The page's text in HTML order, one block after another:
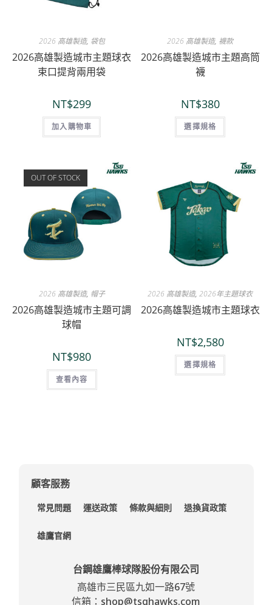
2026 高雄製造, 袋包
2026高雄製造城市主題球衣
束口提背兩用袋
NT$299
加入購物車
2026 高雄製造, 襪款
2026高雄製造城市主題高筒
襪
NT$380
選擇規格
OUT OF STOCK
2026 高雄製造, 帽子
2026高雄製造城市主題可調
球帽
NT$980
查看內容
2026 高雄製造,2026年主題球衣
2026高雄製造城市主題球衣
NT$2,580
選擇規格
顧客服務
常見問題 運送政策 條款與細則 退換貨政策
雄鷹官網
台鋼雄鷹棒球隊股份有限公司
高雄市三民區九如一路67號
信箱：shop@tsghawks.com